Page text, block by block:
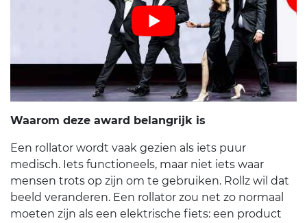
Waarom deze award belangrijk is
Een rollator wordt vaak gezien als iets puur
medisch. Iets functioneels, maar niet iets waar
mensen trots op zijn om te gebruiken. Rollz wil dat
beeld veranderen. Een rollator zou net zo normaal
moeten zijn als een elektrische fiets: een product